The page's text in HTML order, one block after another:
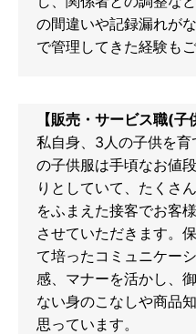
の間違いや記録漏れが
で管理してきた経験もご
【販売・サービス職(子
私自身、3人の子供を
の子供服は手頃なお値
りとしていて、たくさ
をふまえた接客でお客
させていただきます。
て培ったコミュニケー
感、マナーを活かし、
ない身のこなしや商品
思っています。